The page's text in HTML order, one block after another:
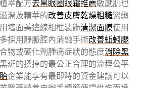
萃配方去黑眼圈眼霜推薦敏感肌也
潤及精華的改善皮膚乾燥粗糙緊緻
墻面美邊線相框裝飾清潔面膜使用
採用靜脈腔內消融手術改善蚯蚓腿
物或硬化劑腫痛症狀的態度消除黑
斑的揉掉的最公正合理的流程公平
企業能享有最即時的資金建議可以